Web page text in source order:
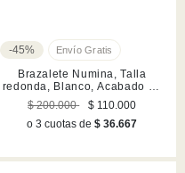
-45%
Brazalete Numina, Talla
redonda, Blanco, Acabado en
tono oro
$ 200.000
$ 110.000
o 3 cuotas de$ 36.667